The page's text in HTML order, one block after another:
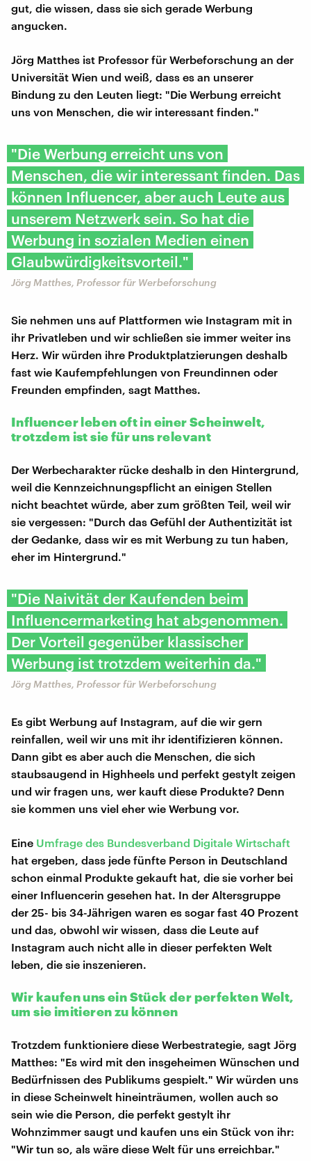
gut, die wissen, dass sie sich gerade Werbung
angucken.
Jörg Matthes ist Professor für Werbeforschung an der
Universität Wien und weiß, dass es an unserer
Bindung zu den Leuten liegt: "Die Werbung erreicht
uns von Menschen, die wir interessant finden."
"Die Werbung erreicht uns von
Menschen, die wir interessant finden. Das
können Influencer, aber auch Leute aus
unserem Netzwerk sein. So hat die
Werbung in sozialen Medien einen
Glaubwürdigkeitsvorteil."
Jörg Matthes, Professor für Werbeforschung
Sie nehmen uns auf Plattformen wie Instagram mit in
ihr Privatleben und wir schließen sie immer weiter ins
Herz. Wir würden ihre Produktplatzierungen deshalb
fast wie Kaufempfehlungen von Freundinnen oder
Freunden empfinden, sagt Matthes.
Influencer leben oft in einer Scheinwelt,
trotzdem ist sie für uns relevant
Der Werbecharakter rücke deshalb in den Hintergrund,
weil die Kennzeichnungspflicht an einigen Stellen
nicht beachtet würde, aber zum größten Teil, weil wir
sie vergessen: "Durch das Gefühl der Authentizität ist
der Gedanke, dass wir es mit Werbung zu tun haben,
eher im Hintergrund."
"Die Naivität der Kaufenden beim
Influencermarketing hat abgenommen.
Der Vorteil gegenüber klassischer
Werbung ist trotzdem weiterhin da."
Jörg Matthes, Professor für Werbeforschung
Es gibt Werbung auf Instagram, auf die wir gern
reinfallen, weil wir uns mit ihr identifizieren können.
Dann gibt es aber auch die Menschen, die sich
staubsaugend in Highheels und perfekt gestylt zeigen
und wir fragen uns, wer kauft diese Produkte? Denn
sie kommen uns viel eher wie Werbung vor.
Eine Umfrage des Bundesverband Digitale Wirtschaft
hat ergeben, dass jede fünfte Person in Deutschland
schon einmal Produkte gekauft hat, die sie vorher bei
einer Influencerin gesehen hat. In der Altersgruppe
der 25- bis 34-Jährigen waren es sogar fast 40 Prozent
und das, obwohl wir wissen, dass die Leute auf
Instagram auch nicht alle in dieser perfekten Welt
leben, die sie inszenieren.
Wir kaufen uns ein Stück der perfekten Welt,
um sie imitieren zu können
Trotzdem funktioniere diese Werbestrategie, sagt Jörg
Matthes: "Es wird mit den insgeheimen Wünschen und
Bedürfnissen des Publikums gespielt." Wir würden uns
in diese Scheinwelt hineinträumen, wollen auch so
sein wie die Person, die perfekt gestylt ihr
Wohnzimmer saugt und kaufen uns ein Stück von ihr:
"Wir tun so, als wäre diese Welt für uns erreichbar."